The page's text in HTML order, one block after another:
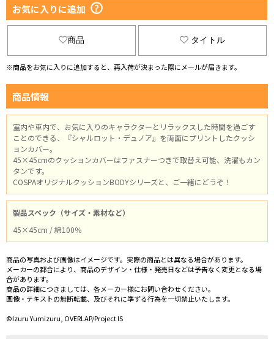
お気に入りに追加
商品 タイトル
※商品をお気に入りに追加すると、再入荷が決まった際にメールが届きます。
商品情報
室内や車内で、お気に入りのキャラクターとリラックスした時間を過ごす
ことのできる、『シャルロット・デュノア』を両面にプリントしたクッシ
ョンカバー。
45×45cmのクッションカバーはファスナーつきで取替え可能、洗濯もカン
タンです。
COSPAオリジナルクッションBODYシリーズと、ご一緒にどうぞ！
製品スペック（サイズ・素材など）
45×45cm / 綿100％
商品の写真および画像はイメージです。実際の商品とは異なる場合があります。
メーカーの都合により、商品のデザイン・仕様・発売日などは予告なく変更となる場
合があります。
商品の詳細につきましては、各メーカー様にお問い合わせください。
画像・テキストの無断転載、及びそれに準ずる行為を一切禁止いたします。
©Izuru Yumizuru, OVERLAP/Project IS